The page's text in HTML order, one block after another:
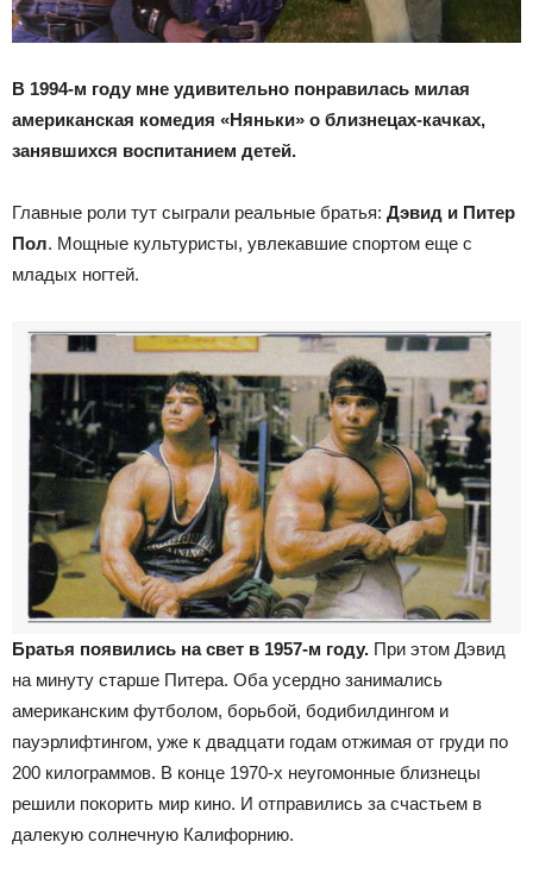
В 1994-м году мне удивительно понравилась милая
американская комедия «Няньки» о близнецах-качках,
занявшихся воспитанием детей.
Главные роли тут сыграли реальные братья: Дэвид и Питер
Пол. Мощные культуристы, увлекавшие спортом еще с
младых ногтей.
Братья появились на свет в 1957-м году. При этом Дэвид
на минуту старше Питера. Оба усердно занимались
американским футболом, борьбой, бодибилдингом и
пауэрлифтингом, уже к двадцати годам отжимая от груди по
200 килограммов. В конце 1970-х неугомонные близнецы
решили покорить мир кино. И отправились за счастьем в
далекую солнечную Калифорнию.